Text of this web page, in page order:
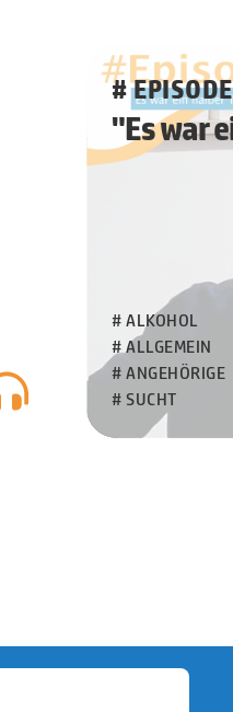
#
"Es war
# ALKOHOL
# ALLGEMEIN
# ANGEHÖRIGE
# SUCHT